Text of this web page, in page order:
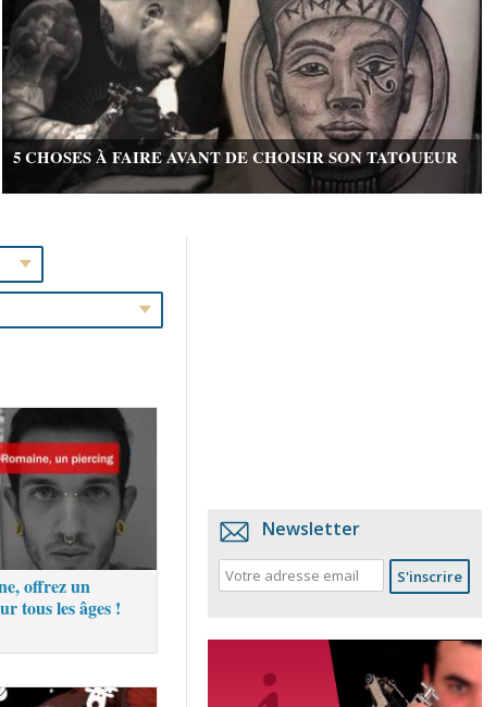
5 CHOSES À FAIRE AVANT DE CHOISIR SON TATOUEUR
offrez un
tous les âges !
Newsletter